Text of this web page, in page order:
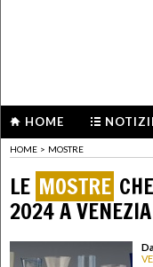
HOME
HOME > MOSTRE
LE MOSTRE
2024 A VENEZIA